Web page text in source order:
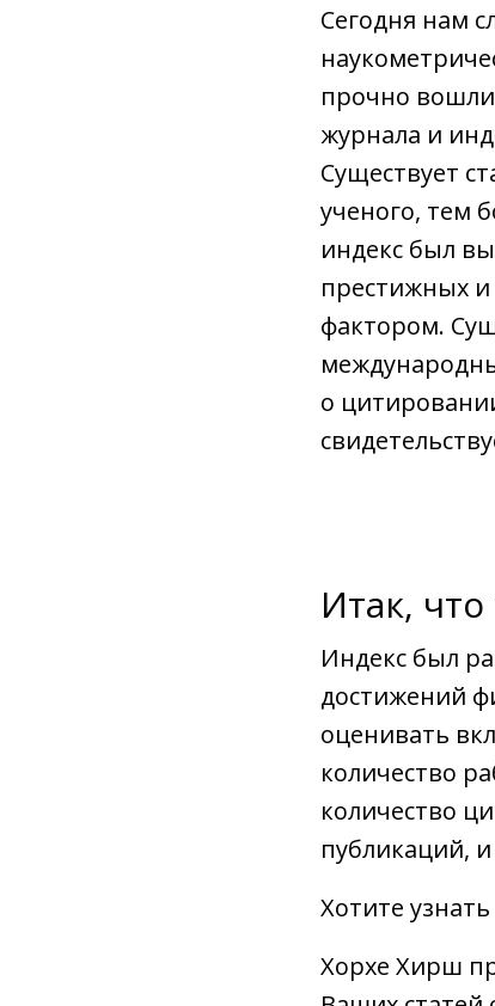
Сегодня нам
прочно вошли
журнала и
Существует
ученого, тем
индекс был
престижных
фактором.
о
Итак,
Индекс был
достижений
оценивать
количество
количество
публикаций,
Хотите
Хорхе Хирш